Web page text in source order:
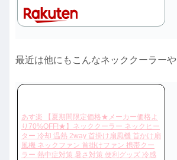
最近は他にもこんなネッククーラーや
あす楽 【夏期間限定価格★メーカー価格よ
り70%OFF!★】ネッククーラー ネックヒー
ター 冷却 温熱 2way 首掛け扇風機 首かけ扇
風機 ネックファン 首掛けファン 携帯クー
ラー 熱中症対策 暑さ対策 便利グッズ 冷感